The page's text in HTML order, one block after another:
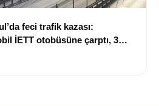
feci trafik kazası:
İETT otobüsüne çarptı, 3